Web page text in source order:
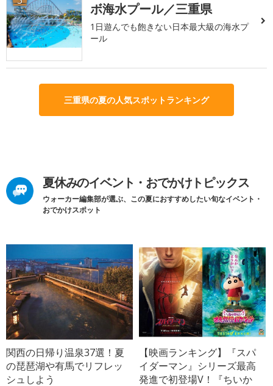
ボ海水プール／三重県
1日遊んでも飽きない日本最大級の海水プ
ール
三重県の夏の人気スポットランキング
夏休みのイベント・おでかけトピックス
ウォーカー編集部が選ぶ、この夏におすすめしたい旬なイベント・
おでかけスポット
関西の日帰り温泉37選！夏
の琵琶湖や有馬でリフレッ
シュしよう
【映画ランキング】『スパ
イダーマン』シリーズ最高
発進で初登場V！『ちいか